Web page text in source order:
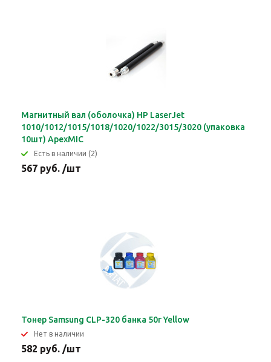
Магнитный вал (оболочка) HP LaserJet
1010/1012/1015/1018/1020/1022/3015/3020 (упаковка
10шт) ApexMIC
Eсть в наличии (2)
567 руб. /шт
Тонер Samsung CLP-320 банка 50г Yellow
Нет в наличии
582 руб. /шт